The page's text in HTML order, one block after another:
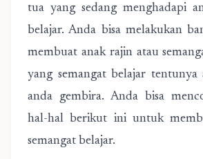
tua yang sedang menghadapi
belajar. Anda bisa melakukan
membuat anak rajin atau
yang semangat belajar tentunya
anda gembira. Anda bisa
hal-hal berikut ini untuk
semangat belajar.